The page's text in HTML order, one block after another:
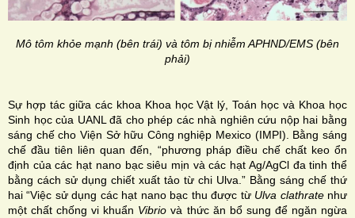
Mô tôm khỏe mạnh (bên trái) và tôm bị nhiễm APHND/EMS (bên
phải)
Sự hợp tác giữa các khoa Khoa học Vật lý, Toán học và Khoa học
Sinh học của UANL đã cho phép các nhà nghiên cứu nộp hai bằng
sáng chế cho Viện Sở hữu Công nghiệp Mexico (IMPI). Bằng sáng
chế đầu tiên liên quan đến, “phương pháp điều chế chất keo ổn
định của các hạt nano bạc siêu mịn và các hạt Ag/AgCl đa tinh thể
bằng cách sử dụng chiết xuất tảo từ chi Ulva.” Bằng sáng chế thứ
hai “Việc sử dụng các hạt nano bạc thu được từ Ulva clathratenhư
một chất chống vi khuẩn Vibrio và thức ăn bổ sung để ngăn ngừa